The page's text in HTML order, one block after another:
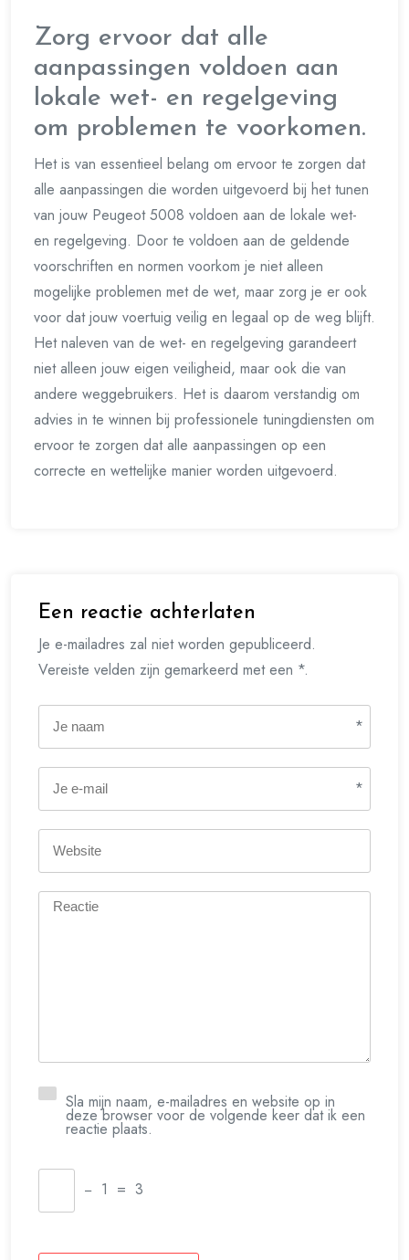
Zorg ervoor dat alle
aanpassingen voldoen aan
lokale wet- en regelgeving
om problemen te voorkomen.
Het is van essentieel belang om ervoor te zorgen dat
alle aanpassingen die worden uitgevoerd bij het tunen
van jouw Peugeot 5008 voldoen aan de lokale wet-
en regelgeving. Door te voldoen aan de geldende
voorschriften en normen voorkom je niet alleen
mogelijke problemen met de wet, maar zorg je er ook
voor dat jouw voertuig veilig en legaal op de weg blijft.
Het naleven van de wet- en regelgeving garandeert
niet alleen jouw eigen veiligheid, maar ook die van
andere weggebruikers. Het is daarom verstandig om
advies in te winnen bij professionele tuningdiensten om
ervoor te zorgen dat alle aanpassingen op een
correcte en wettelijke manier worden uitgevoerd.
Een reactie achterlaten
Je e-mailadres zal niet worden gepubliceerd.
Vereiste velden zijn gemarkeerd met een *.
*
*
Sla mijn naam, e-mailadres en website op in
deze browser voor de volgende keer dat ik een
reactie plaats.
− 1 = 3